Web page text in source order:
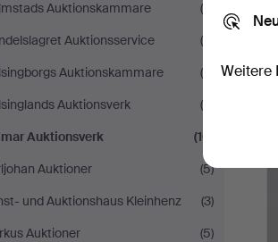
Auktionskammare
(4)
Auktionsservice
(5)
Auktionskammare
(4)
Auktionsverk
(8)
Auktionsverk
(16)
Auktioner
(5)
und Auktionshaus Kleinhenz
(3)
Auktioner
(5)
Weitere